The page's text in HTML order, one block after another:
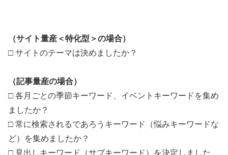
（サイト量産＜特化型＞の場合）
□ サイトのテーマは決めましたか？
（記事量産の場合）
□ 各月ごとの季節キーワード、イベントキーワードを集め
ましたか？
□ 常に検索されるであろうキーワード（悩みキーワードな
ど）を集めましたか？
□ 見出しキーワード（サブキーワード）を決定しました